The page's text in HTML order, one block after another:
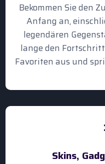
Bekommen Sie den
Anfang an,
legendären
lange den
Favoriten aus und
Skins,